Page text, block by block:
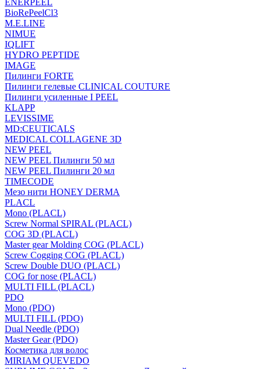
ENERPEEL
BioRePeelCl3
M.E.LINE
NIMUE
IQLIFT
HYDRO PEPTIDE
IMAGE
Пилинги FORTE
Пилинги гелевые CLINICAL COUTURE
Пилинги усиленные I PEEL
KLAPP
LEVISSIME
MD:CEUTICALS
MEDICAL COLLAGENE 3D
NEW PEEL
NEW PEEL Пилинги 50 мл
NEW PEEL Пилинги 20 мл
TIMECODE
Мезо нити HONEY DERMA
PLACL
Mono (PLACL)
Screw Normal SPIRAL (PLACL)
COG 3D (PLACL)
Master gear Molding COG (PLACL)
Screw Cogging COG (PLACL)
Screw Double DUO (PLACL)
COG for nose (PLACL)
MULTI FILL (PLACL)
PDO
Mono (PDO)
MULTI FILL (PDO)
Dual Needle (PDO)
Master Gear (PDO)
Косметика для волос
MIRIAM QUEVEDO